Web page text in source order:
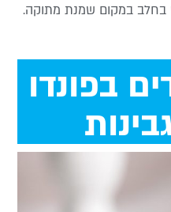
במקום שמנת מתוקה.
בפונדו